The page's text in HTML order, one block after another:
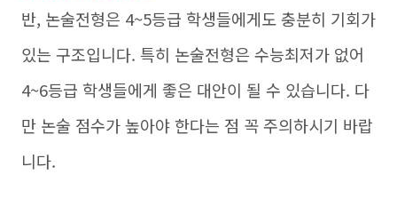
반, 논술전형은 4~5등급 학생들에게도 충분히 기회가
있는 구조입니다. 특히 논술전형은 수능최저가 없어
4~6등급 학생들에게 좋은 대안이 될 수 있습니다. 다
만 논술 점수가 높아야 한다는 점 꼭 주의하시기 바랍
니다.